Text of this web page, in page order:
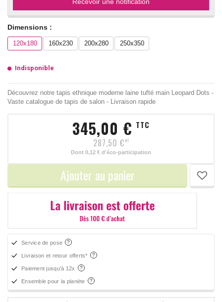
Dimensions :
120x180 160x230 200x280 250x350
Indisponible
Découvrez notre tapis ethnique moderne laine tufté main Leopard Dots -
Vaste catalogue de tapis de salon - Livraison rapide
345,00 € TTC
287,50 € HT
Dont 0,12 € d'éco-participation
Ajouter au panier
Service de pose
Livraison et retour offerts*
Paiement jusqu'à 12x
Ensemble pour la planète